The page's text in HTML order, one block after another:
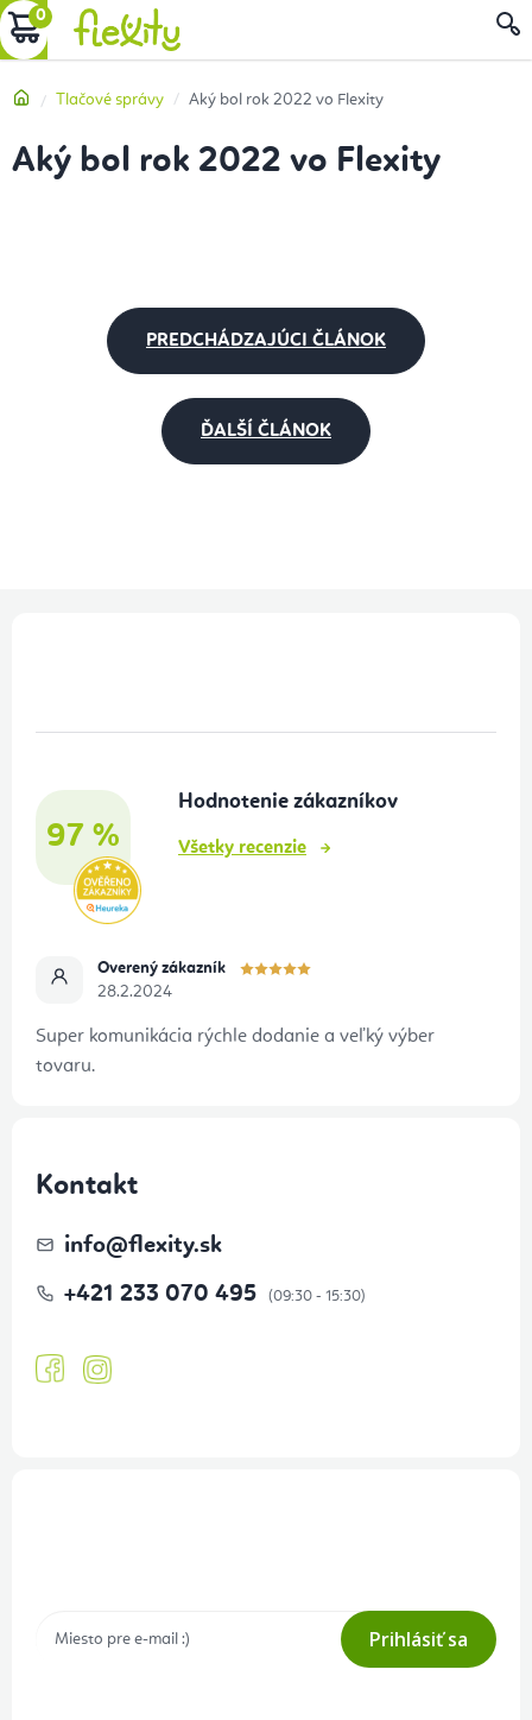
Prejsť
na
NÁKUPNÝ
DomovTlačové správy Aký bol rok 2022 vo Flexity
Aký bol rok 2022 vo Flexity
PREDCHÁDZAJÚCI ČLÁNOK
ĎALŠÍ ČLÁNOK
97 %
Hodnotenie zákazníkov
Všetky recenzie
Overený zákazník
28.2.2024
Super komunikácia rýchle dodanie a veľký výber
tovaru.
Kontakt
info@flexity.sk
+421 233 070 495
Prihlásiť sa